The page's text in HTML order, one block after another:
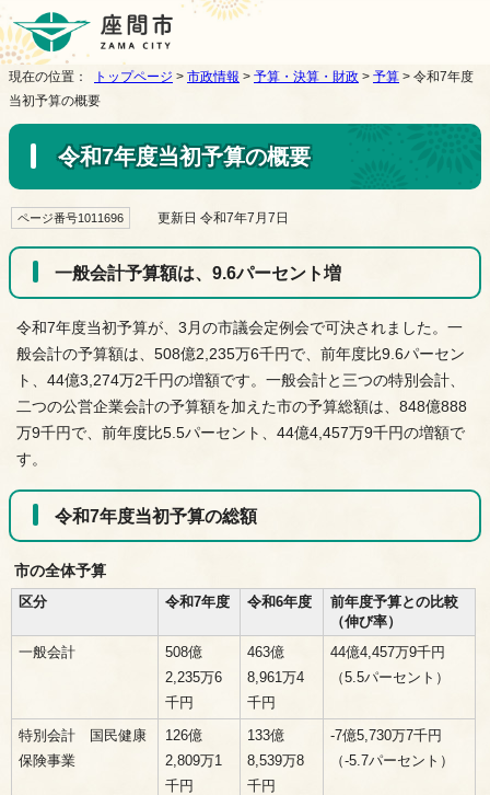
現在の位置： トップページ > 市政情報 > 予算・決算・財政 > 予算 > 令和7年度
当初予算の概要
令和7年度当初予算の概要
ページ番号1011696 更新日 令和7年7月7日
一般会計予算額は、9.6パーセント増
令和7年度当初予算が、3月の市議会定例会で可決されました。一
般会計の予算額は、508億2,235万6千円で、前年度比9.6パーセン
ト、44億3,274万2千円の増額です。一般会計と三つの特別会計、
二つの公営企業会計の予算額を加えた市の予算総額は、848億888
万9千円で、前年度比5.5パーセント、44億4,457万9千円の増額で
す。
令和7年度当初予算の総額
市の全体予算
区分
令和7年度 令和6年度
前年度予算との比較
（伸び率）
一般会計
508億
2,235万6
千円
463億
8,961万4
千円
44億4,457万9千円
（5.5パーセント）
特別会計 国民健康
保険事業
126億
2,809万1
千円
133億
8,539万8
千円
-7億5,730万7千円
（-5.7パーセント）